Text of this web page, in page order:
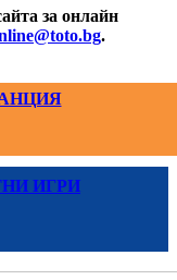
за онлайн
.
ИГРИ